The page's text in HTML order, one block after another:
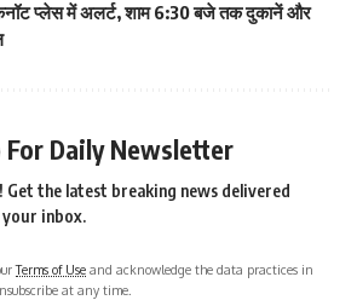
प्लेस में अलर्ट, शाम 6:30 बजे तक दुकानें और
For Daily Newsletter
Get the latest breaking news delivered
inbox.
Terms of Use and acknowledge the data practices in
at any time.